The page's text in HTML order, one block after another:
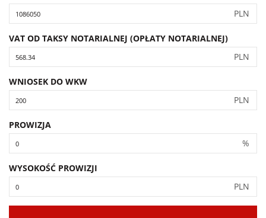
PLN
VAT OD TAKSY NOTARIALNEJ (OPŁATY NOTARIALNEJ)
PLN
WNIOSEK DO WKW
PLN
PROWIZJA
%
WYSOKOŚĆ PROWIZJI
PLN